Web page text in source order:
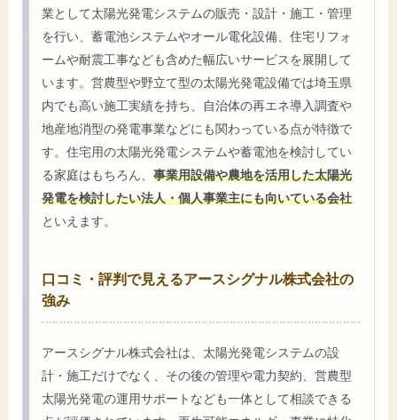
業として太陽光発電システムの販売・設計・施工・管理
を行い、蓄電池システムやオール電化設備、住宅リフォ
ームや耐震工事なども含めた幅広いサービスを展開して
います。営農型や野立て型の太陽光発電設備では埼玉県
内でも高い施工実績を持ち、自治体の再エネ導入調査や
地産地消型の発電事業などにも関わっている点が特徴で
す。住宅用の太陽光発電システムや蓄電池を検討してい
る家庭はもちろん、 事業用設備や農地を活用した太陽光
発電を検討したい法人・個人事業主にも向いている会社
といえます。
口コミ・評判で見えるアースシグナル株式会社の
強み
アースシグナル株式会社は、太陽光発電システムの設
計・施工だけでなく、その後の管理や電力契約、営農型
太陽光発電の運用サポートなども一体として相談できる